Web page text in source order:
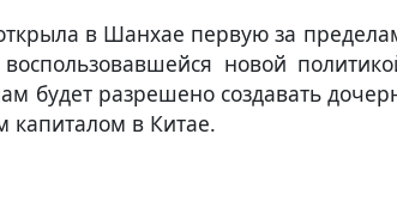
в Шанхае первую за
новой
будет разрешено создавать
в Китае.